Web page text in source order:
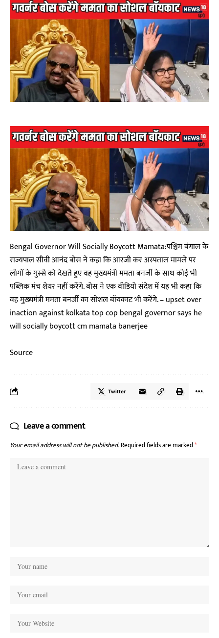
Bengal Governor Will Socially Boycott Mamata:पश्चिम बंगाल के
राज्यपाल सीवी आनंद बोस ने कहा कि आरजी कर अस्पताल मामले पर
लोगों के गुस्से को देखते हुए वह मुख्यमंत्री ममता बनर्जी के साथ कोई भी
पब्लिक मंच शेयर नहीं करेंगे. बोस ने एक वीडियो संदेश में यह भी कहा कि
वह मुख्यमंत्री ममता बनर्जी का सोशल बॉयकाट भी करेंगे. – upset over
inaction against kolkata top cop bengal governor says he
will socially boycott cm mamata banerjee
Source
Twitter
Leave a comment
Your email address will not be published.Required fields are marked*